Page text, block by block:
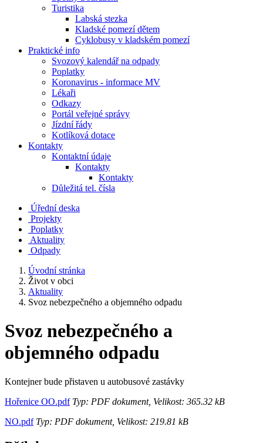
Turistika
Labská stezka
Kladské pomezí dětem
Cyklobusy v kladském pomezí
Praktické info
Svozový kalendář na odpady
Poplatky
Koronavirus - informace MV
Lékaři
Odkazy
Portál veřejné správy
Jízdní řády
Kotlíková dotace
Kontakty
Kontaktní údaje
Kontakty
Kontakty
Důležitá tel. čísla
Úřední deska
Projekty
Poplatky
Aktuality
Odpady
Úvodní stránka
Život v obci
Aktuality
Svoz nebezpečného a objemného odpadu
Svoz nebezpečného a
objemného odpadu
Kontejner bude přistaven u autobusové zastávky
Hořenice OO.pdfTyp: PDF dokument, Velikost: 365.32 kB
NO.pdfTyp: PDF dokument, Velikost: 219.81 kB